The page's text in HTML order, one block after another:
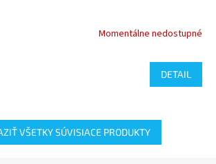
Momentálne nedostupné
DETAIL
VŠETKY SÚVISIACE PRODUKTY